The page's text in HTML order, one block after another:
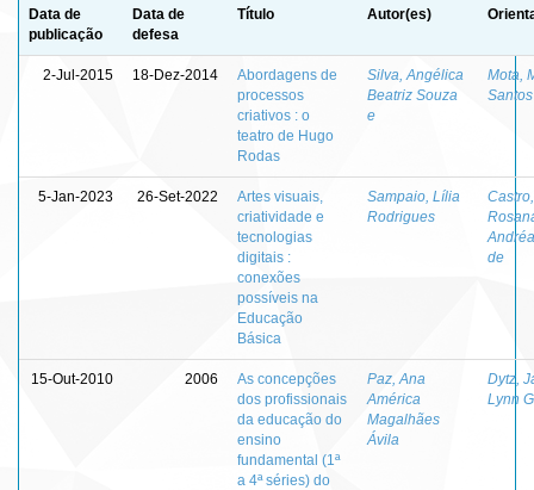
Data de
publicação
Data de
defesa
Título Autor(es)
2-Jul-2015 18-Dez-2014
Abordagens de
processos
criativos : o
teatro de Hugo
Rodas
Silva, Angélica
Beatriz Souza
e
Mota,
Santos
5-Jan-2023 26-Set-2022
Artes visuais,
criatividade e
tecnologias
digitais :
conexões
possíveis na
Educação
Básica
Sampaio, Lília
Rodrigues
Castro,
de
15-Out-2010 2006
As concepções
dos profissionais
da educação do
ensino
fundamental (1ª
a 4ª séries) do
Paz, Ana
América
Magalhães
Ávila
Dytz,
Lynn